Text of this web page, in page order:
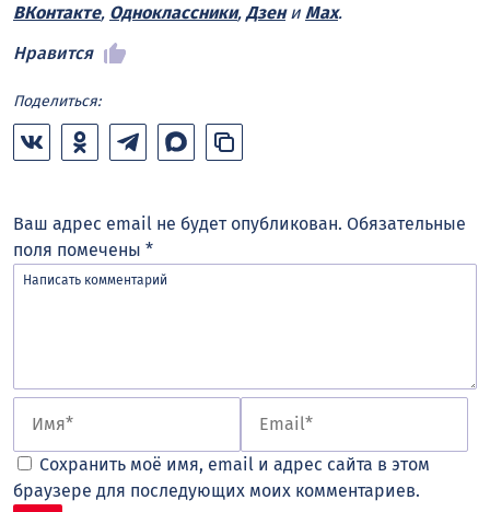
ВКонтакте, Одноклассники, Дзени Max.
Нравится
Поделиться:
Ваш адрес email не будет опубликован. Обязательные
поля помечены *
Сохранить моё имя, email и адрес сайта в этом
браузере для последующих моих комментариев.